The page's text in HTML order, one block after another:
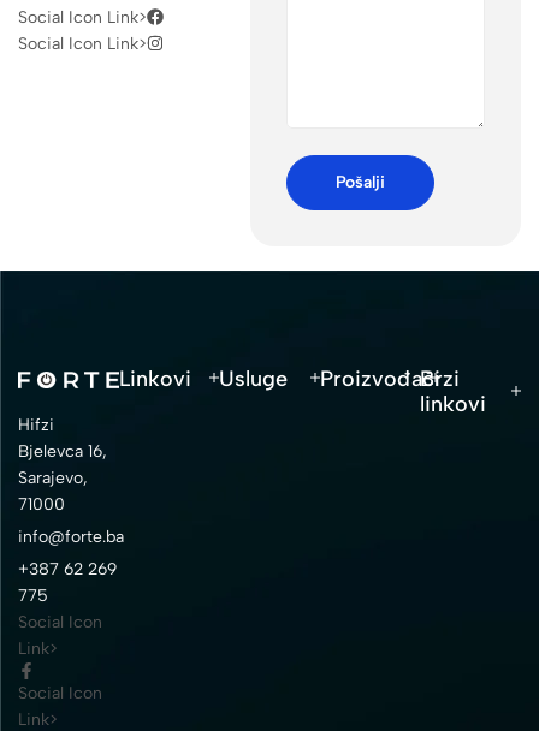
Social Icon Link>
Social Icon Link>
Hifzi
Bjelevca 16,
Sarajevo,
71000
info@forte.ba
+387 62 269
775
Social Icon
Link>
Social Icon
Link>
Linkovi Usluge ProizvođačiBrzi
linkovi